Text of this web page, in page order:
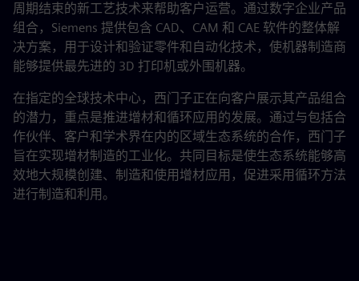
周期结束的新工艺技术来帮助客户运营。通过数字企业产品
组合，Siemens 提供包含 CAD、CAM 和 CAE 软件的整体解
决方案，用于设计和验证零件和自动化技术，使机器制造商
能够提供最先进的 3D 打印机或外围机器。
在指定的全球技术中心，西门子正在向客户展示其产品组合
的潜力，重点是推进增材和循环应用的发展。通过与包括合
作伙伴、客户和学术界在内的区域生态系统的合作，西门子
旨在实现增材制造的工业化。共同目标是使生态系统能够高
效地大规模创建、制造和使用增材应用，促进采用循环方法
进行制造和利用。